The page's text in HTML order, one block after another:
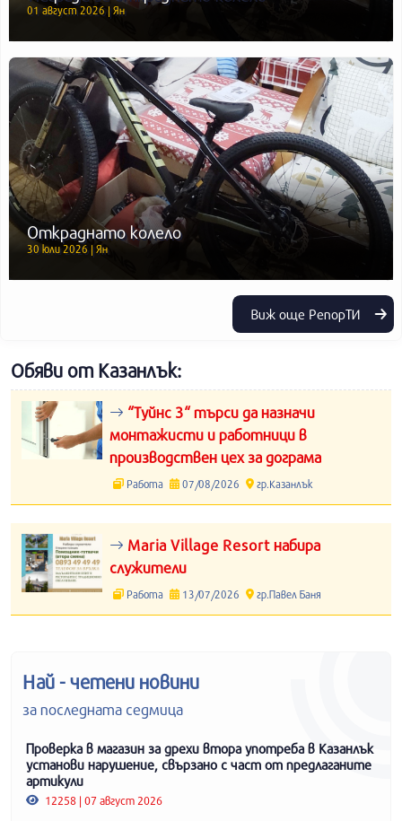
01 август 2026 | Ян
Откраднато колело
30 юли 2026 | Ян
Виж още РепорТИ
Обяви от Казанлък:
“Туйнс 3“ търси да назначи
монтажисти и работници в
производствен цех за дограма
Работа 07/08/2026 гр.Казанлък
Maria Village Resort набира
служители
Работа 13/07/2026 гр.Павел Баня
Най - четени новини
за последната седмица
Проверка в магазин за дрехи втора употреба в Казанлък
установи нарушение, свързано с част от предлаганите
артикули
12258 | 07 август 2026